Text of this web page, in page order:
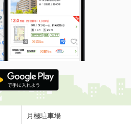
月極駐車場